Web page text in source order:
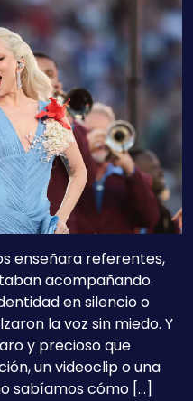
enseñara referentes,
acompañando.
en silencio o
la voz sin miedo. Y
y precioso que
un videoclip o una
sabíamos cómo […]